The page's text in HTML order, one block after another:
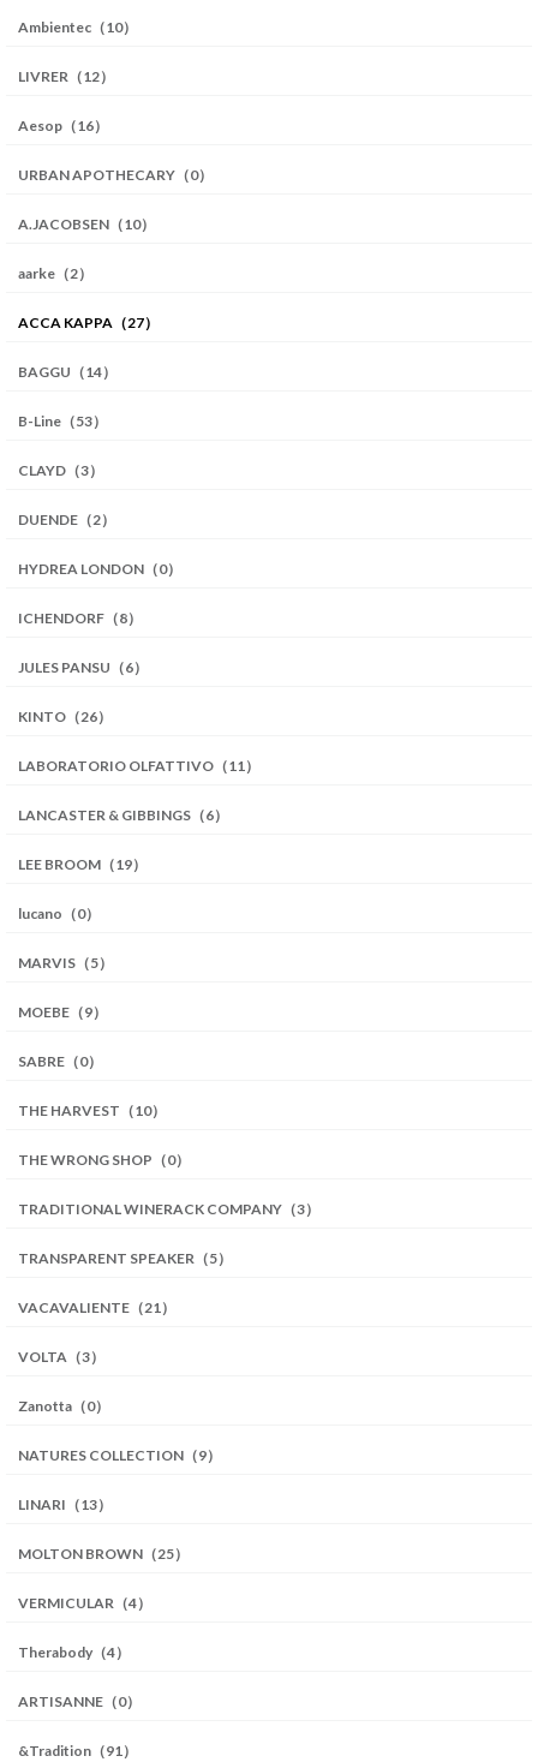
Ambientec（10）
LIVRER（12）
Aesop（16）
URBAN APOTHECARY（0）
A.JACOBSEN（10）
aarke（2）
ACCA KAPPA（27）
BAGGU（14）
B-Line（53）
CLAYD（3）
DUENDE（2）
HYDREA LONDON（0）
ICHENDORF（8）
JULES PANSU（6）
KINTO（26）
LABORATORIO OLFATTIVO（11）
LANCASTER & GIBBINGS（6）
LEE BROOM（19）
lucano（0）
MARVIS（5）
MOEBE（9）
SABRE（0）
THE HARVEST（10）
THE WRONG SHOP（0）
TRADITIONAL WINERACK COMPANY（3）
TRANSPARENT SPEAKER（5）
VACAVALIENTE（21）
VOLTA（3）
Zanotta（0）
NATURES COLLECTION（9）
LINARI（13）
MOLTON BROWN（25）
VERMICULAR（4）
Therabody（4）
ARTISANNE（0）
&Tradition（91）